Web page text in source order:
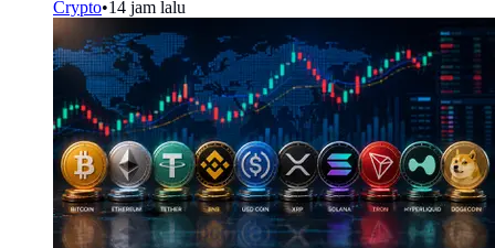
Crypto•14 jam lalu